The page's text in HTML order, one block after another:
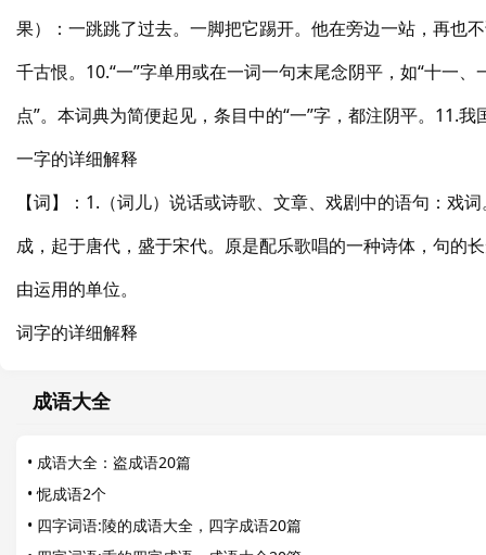
果）：一跳跳了过去。一脚把它踢开。他在旁边一站，再也
千古恨。10.“一”字单用或在一词一句末尾念阴平，如“十一
点”。本词典为简便起见，条目中的“一”字，都注阴平。11.
一字的详细解释
【词】：1.（词儿）说话或诗歌、文章、戏剧中的语句：
成，起于唐代，盛于宋代。原是配乐歌唱的一种诗体，句的
由运用的单位。
词字的详细解释
成语大全
• 成语大全：盗成语20篇
•怩成语2个
• 四字词语:陵的成语大全，四字成语20篇